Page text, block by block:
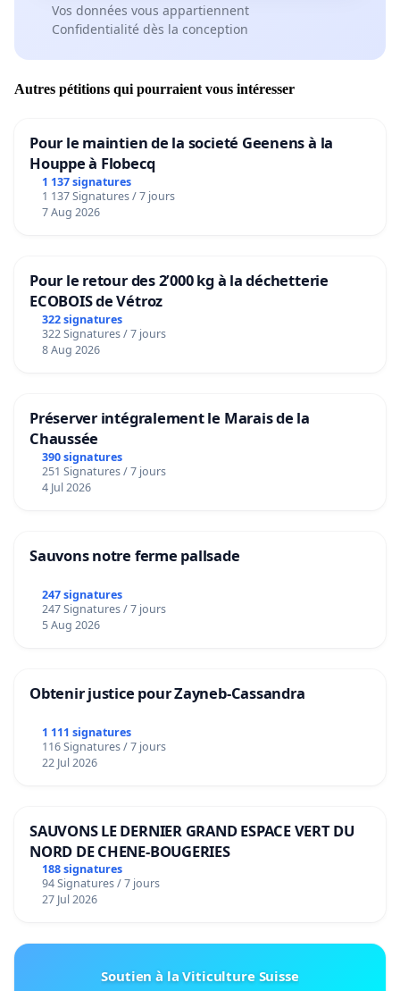
Vos données vous appartiennent
Confidentialité dès la conception
Autres pétitions qui pourraient vous intéresser
Pour le maintien de la societé Geenens à la
Houppe à Flobecq
1 137 signatures
1 137 Signatures / 7 jours
7 Aug 2026
Pour le retour des 2’000 kg à la déchetterie
ECOBOIS de Vétroz
322 signatures
322 Signatures / 7 jours
8 Aug 2026
Préserver intégralement le Marais de la
Chaussée
390 signatures
251 Signatures / 7 jours
4 Jul 2026
Sauvons notre ferme pallsade
247 signatures
247 Signatures / 7 jours
5 Aug 2026
Obtenir justice pour Zayneb-Cassandra
1 111 signatures
116 Signatures / 7 jours
22 Jul 2026
SAUVONS LE DERNIER GRAND ESPACE VERT DU
NORD DE CHENE-BOUGERIES
188 signatures
94 Signatures / 7 jours
27 Jul 2026
Soutien à la Viticulture Suisse